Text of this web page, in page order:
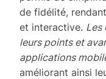
de fidélité,
et interactive. Les
leurs points et
applications
améliorant ainsi